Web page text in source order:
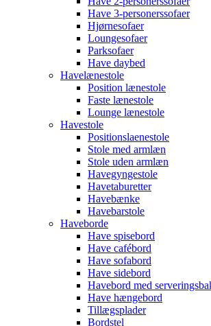
Have 3-personerssofaer
Hjørnesofaer
Loungesofaer
Parksofaer
Have daybed
Havelænestole
Position lænestole
Faste lænestole
Lounge lænestole
Havestole
Positionslaenestole
Stole med armlæn
Stole uden armlæn
Havegyngestole
Havetaburetter
Havebænke
Havebarstole
Haveborde
Have spisebord
Have cafébord
Have sofabord
Have sidebord
Havebord med
Have hængebord
Tillægsplader
Bordstel